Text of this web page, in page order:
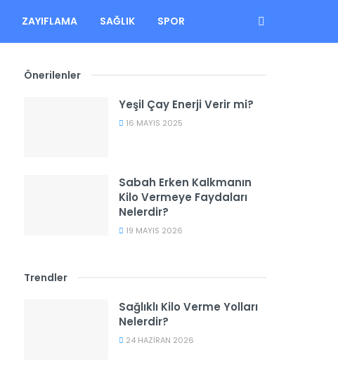
ZAYIFLAMA SAĞLIK SPOR
Önerilenler
Yeşil Çay Enerji Verir mi?
16 MAYIS 2025
Sabah Erken Kalkmanın
Kilo Vermeye Faydaları
Nelerdir?
19 MAYIS 2026
Trendler
Sağlıklı Kilo Verme Yolları
Nelerdir?
24 HAZIRAN 2026